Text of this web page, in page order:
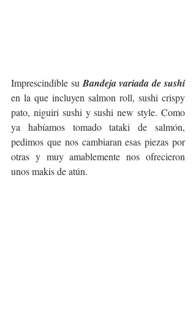
Imprescindible su Bandeja variada de sushi
en la que incluyen salmon roll, sushi crispy
pato, niguiri sushi y sushi new style. Como
ya habíamos tomado tataki de salmón,
pedimos que nos cambiaran esas piezas por
otras y muy amablemente nos ofrecieron
unos makis de atún.